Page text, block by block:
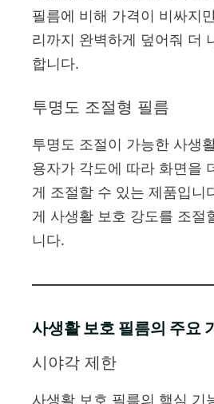
필름에 비해 가격이 비싸지
리까지 완벽하게 덮어줘 더
합니다.
투명도 조절형 필름
투명도 조절이 가능한 사생
용자가 각도에 따라 화면을
게 조절할 수 있는 제품입니
게 사생활 보호 강도를 조절
니다.
사생활 보호 필름의 주요
시야각 제한
사생활 보호 필름의 핵심 기